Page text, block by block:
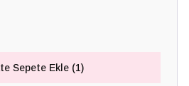
Sepete Ekle (1)